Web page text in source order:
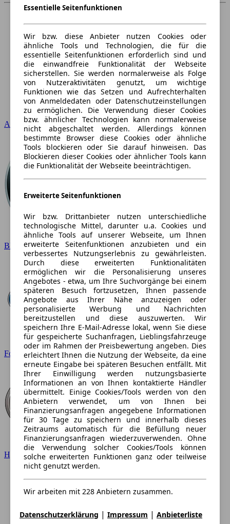
Audi
BMW
Ford
Hyundai
Essentielle Seitenfunktionen
Wir bzw. diese Anbieter nutzen Cookies oder
ähnliche Tools und Technologien, die für die
essentielle Seitenfunktionen erforderlich sind und
die einwandfreie Funktionalität der Webseite
sicherstellen. Sie werden normalerweise als Folge
von Nutzeraktivitäten genutzt, um wichtige
Funktionen wie das Setzen und Aufrechterhalten
von Anmeldedaten oder Datenschutzeinstellungen
zu ermöglichen. Die Verwendung dieser Cookies
bzw. ähnlicher Technologien kann normalerweise
nicht abgeschaltet werden. Allerdings können
bestimmte Browser diese Cookies oder ähnliche
Tools blockieren oder Sie darauf hinweisen. Das
Blockieren dieser Cookies oder ähnlicher Tools kann
die Funktionalität der Webseite beeinträchtigen.
Erweiterte Seitenfunktionen
Wir bzw. Drittanbieter nutzen unterschiedliche
technologische Mittel, darunter u.a. Cookies und
ähnliche Tools auf unserer Webseite, um Ihnen
erweiterte Seitenfunktionen anzubieten und ein
verbessertes Nutzungserlebnis zu gewährleisten.
Durch diese erweiterten Funktionalitäten
ermöglichen wir die Personalisierung unseres
Angebotes - etwa, um Ihre Suchvorgänge bei einem
späteren Besuch fortzusetzen, Ihnen passende
Angebote aus Ihrer Nähe anzuzeigen oder
personalisierte Werbung und Nachrichten
bereitzustellen und diese auszuwerten. Wir
speichern Ihre E-Mail-Adresse lokal, wenn Sie diese
für gespeicherte Suchanfragen, Lieblingsfahrzeuge
oder im Rahmen der Preisbewertung angeben. Dies
erleichtert Ihnen die Nutzung der Webseite, da eine
erneute Eingabe bei späteren Besuchen entfällt. Mit
Ihrer Einwilligung werden nutzungsbasierte
Informationen an von Ihnen kontaktierte Händler
übermittelt. Einige Cookies/Tools werden von den
Anbietern verwendet, um von Ihnen bei
Finanzierungsanfragen angegebene Informationen
für 30 Tage zu speichern und innerhalb dieses
Zeitraums automatisch für die Befüllung neuer
Finanzierungsanfragen wiederzuverwenden. Ohne
die Verwendung solcher Cookies/Tools können
solche erweiterten Funktionen ganz oder teilweise
nicht genutzt werden.
Wir arbeiten mit 228 Anbietern zusammen.
Datenschutzerklärung | Impressum | Anbieterliste